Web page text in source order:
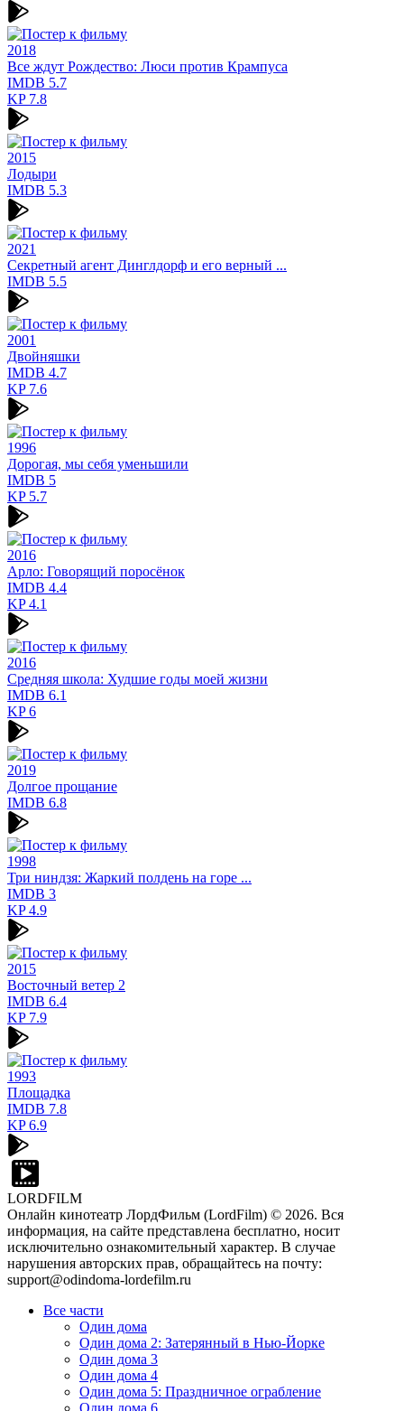
2018
Все ждут Рождество: Люси против Крампуса
IMDB 5.7
KP7.8
2015
Лодыри
IMDB 5.3
2021
Секретный агент Динглдорф и его верный ...
IMDB 5.5
2001
Двойняшки
IMDB 4.7
KP7.6
1996
Дорогая, мы себя уменьшили
IMDB 5
KP5.7
2016
Арло: Говорящий поросёнок
IMDB 4.4
KP4.1
2016
Средняя школа: Худшие годы моей жизни
IMDB 6.1
KP6
2019
Долгое прощание
IMDB 6.8
1998
Три ниндзя: Жаркий полдень на горе ...
IMDB 3
KP4.9
2015
Восточный ветер 2
IMDB 6.4
KP7.9
1993
Площадка
IMDB 7.8
KP6.9
LORDFILM
Онлайн кинотеатр ЛордФильм (LordFilm) © 2026. Вся
информация, на сайте представлена бесплатно, носит
исключительно ознакомительный характер. В случае
нарушения авторских прав, обращайтесь на почту:
support@odindoma-lordefilm.ru
Все части
Один дома
Один дома 2: Затерянный в Нью-Йорке
Один дома 3
Один дома 4
Один дома 5: Праздничное ограбление
Один дома 6